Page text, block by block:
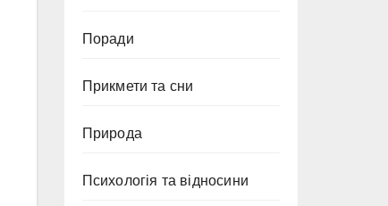
Поради
Прикмети та сни
Природа
Психологія та відносини